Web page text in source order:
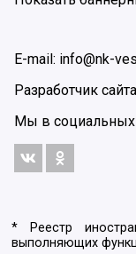
E-mail: info@nk-
Разработчик
Мы в социальных
* Реестр
выполняющих